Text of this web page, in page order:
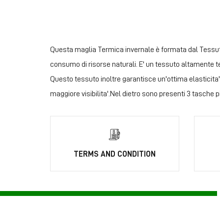
Questa maglia Termica invernale è formata dal
consumo di risorse naturali. E' un tessuto altamente
Questo tessuto inoltre garantisce un'ottima
maggiore visibilita'.Nel dietro sono presenti
TERMS AND CONDITION